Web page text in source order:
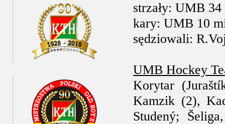
strzały: UMB
kary: UMB 10
sędziowali:
UMB Hockey
Korytar
Kamzik (2),
Studený;